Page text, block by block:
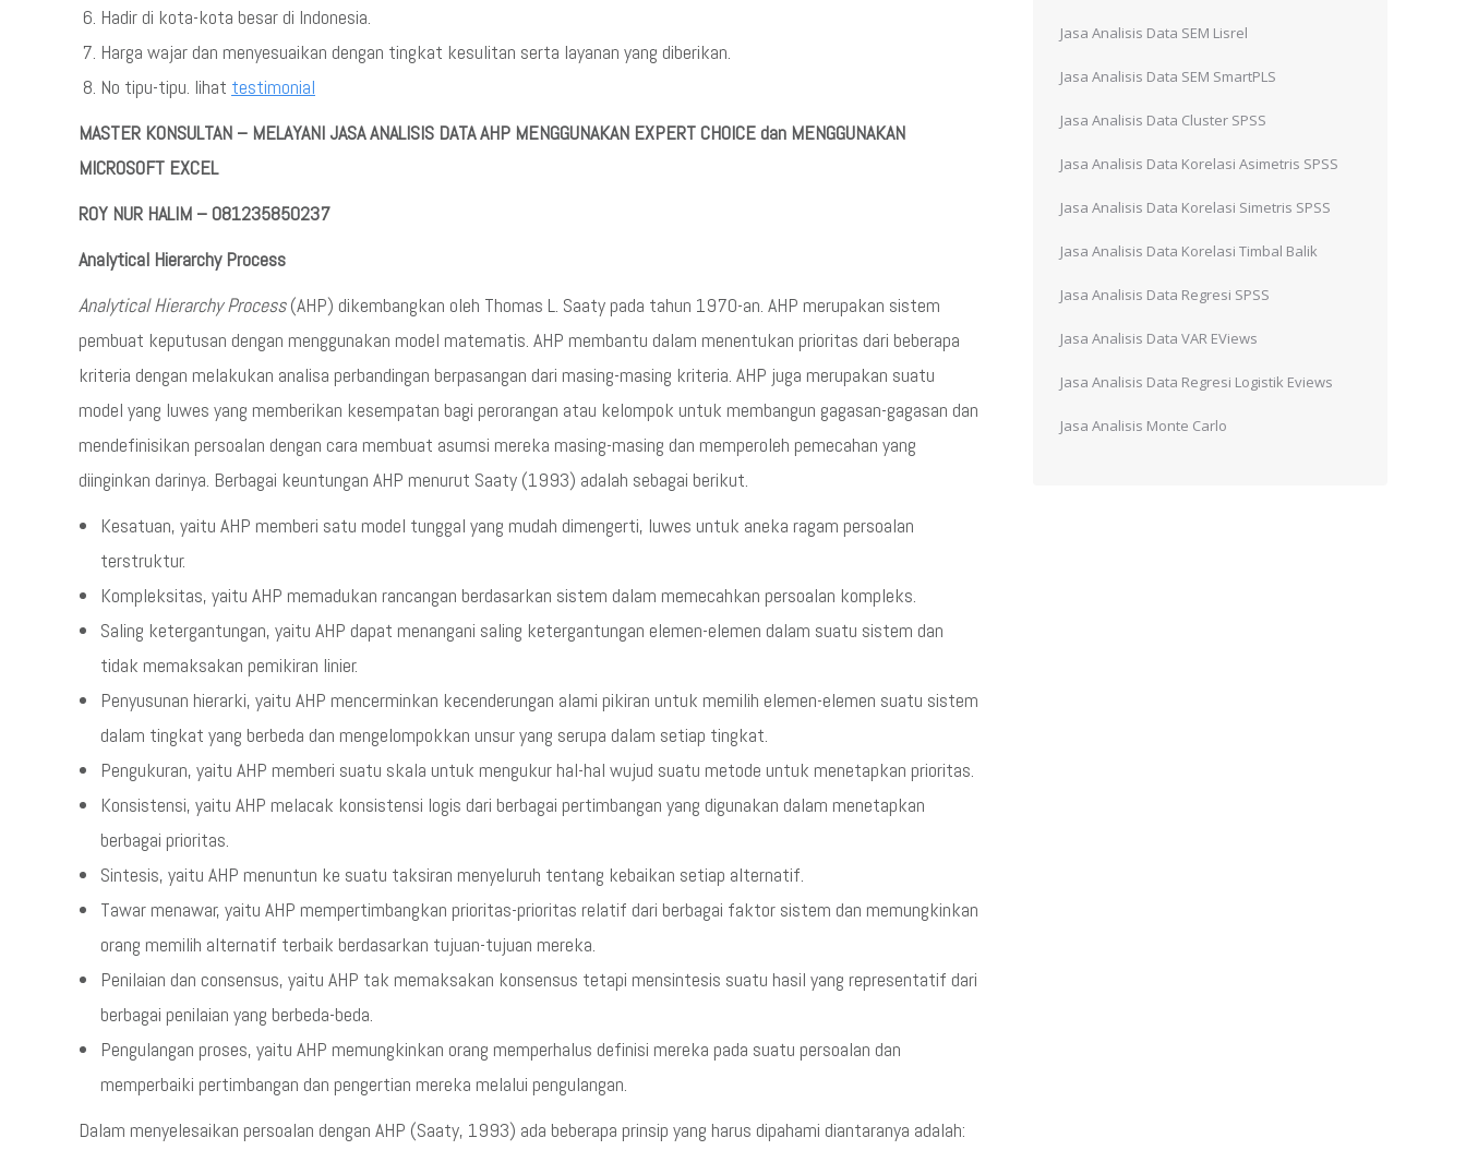
Hadir di kota-kota besar di Indonesia.
Harga wajar dan menyesuaikan dengan tingkat kesulitan serta layanan yang diberikan.
No tipu-tipu. lihat testimonial
MASTER KONSULTAN – MELAYANI JASA ANALISIS DATA AHP MENGGUNAKAN EXPERT CHOICE dan MENGGUNAKAN
MICROSOFT EXCEL
ROY NUR HALIM – 081235850237
Analytical Hierarchy Process
Analytical Hierarchy Process(AHP) dikembangkan oleh Thomas L. Saaty pada tahun 1970-an. AHP merupakan sistem
pembuat keputusan dengan menggunakan model matematis. AHP membantu dalam menentukan prioritas dari beberapa
kriteria dengan melakukan analisa perbandingan berpasangan dari masing-masing kriteria. AHP juga merupakan suatu
model yang luwes yang memberikan kesempatan bagi perorangan atau kelompok untuk membangun gagasan-gagasan dan
mendefinisikan persoalan dengan cara membuat asumsi mereka masing-masing dan memperoleh pemecahan yang
diinginkan darinya. Berbagai keuntungan AHP menurut Saaty (1993) adalah sebagai berikut.
Kesatuan, yaitu AHP memberi satu model tunggal yang mudah dimengerti, luwes untuk aneka ragam persoalan
terstruktur.
Kompleksitas, yaitu AHP memadukan rancangan berdasarkan sistem dalam memecahkan persoalan kompleks.
Saling ketergantungan, yaitu AHP dapat menangani saling ketergantungan elemen-elemen dalam suatu sistem dan
tidak memaksakan pemikiran linier.
Penyusunan hierarki, yaitu AHP mencerminkan kecenderungan alami pikiran untuk memilih elemen-elemen suatu sistem
dalam tingkat yang berbeda dan mengelompokkan unsur yang serupa dalam setiap tingkat.
Pengukuran, yaitu AHP memberi suatu skala untuk mengukur hal-hal wujud suatu metode untuk menetapkan prioritas.
Konsistensi, yaitu AHP melacak konsistensi logis dari berbagai pertimbangan yang digunakan dalam menetapkan
berbagai prioritas.
Sintesis, yaitu AHP menuntun ke suatu taksiran menyeluruh tentang kebaikan setiap alternatif.
Tawar menawar, yaitu AHP mempertimbangkan prioritas-prioritas relatif dari berbagai faktor sistem dan memungkinkan
orang memilih alternatif terbaik berdasarkan tujuan-tujuan mereka.
Penilaian dan consensus, yaitu AHP tak memaksakan konsensus tetapi mensintesis suatu hasil yang representatif dari
berbagai penilaian yang berbeda-beda.
Pengulangan proses, yaitu AHP memungkinkan orang memperhalus definisi mereka pada suatu persoalan dan
memperbaiki pertimbangan dan pengertian mereka melalui pengulangan.
Dalam menyelesaikan persoalan dengan AHP (Saaty, 1993) ada beberapa prinsip yang harus dipahami diantaranya adalah:
Jasa Analisis Data SEM Lisrel
Jasa Analisis Data SEM SmartPLS
Jasa Analisis Data Cluster SPSS
Jasa Analisis Data Korelasi Asimetris SPSS
Jasa Analisis Data Korelasi Simetris SPSS
Jasa Analisis Data Korelasi Timbal Balik
Jasa Analisis Data Regresi SPSS
Jasa Analisis Data VAR EViews
Jasa Analisis Data Regresi Logistik Eviews
Jasa Analisis Monte Carlo